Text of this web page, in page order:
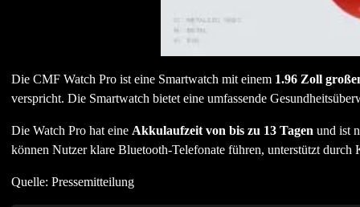
Die CMF Watch Pro ist eine Smartwatch mit einem 1.96 Zoll
verspricht. Die Smartwatch bietet eine umfassende
Die Watch Pro hat eine Akkulaufzeit von bis zu 13 Tagen und ist
können Nutzer klare Bluetooth-Telefonate führen, unterstützt durch
Quelle: Pressemitteilung